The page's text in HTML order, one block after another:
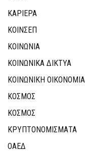
ΚΑΡΙΕΡΑ
ΚΟΙΝΣΕΠ
ΚΟΙΝΩΝΙΑ
ΚΟΙΝΩΝΙΚΆ ΔΊΚΤΥΑ
ΚΟΙΝΩΝΙΚΉ ΟΙΚΟΝΟΜΊΑ
ΚΟΣΜΟΣ
ΚΟΣΜΟΣ
ΚΡΥΠΤΟΝΟΜΊΣΜΑΤΑ
ΟΑΕΔ